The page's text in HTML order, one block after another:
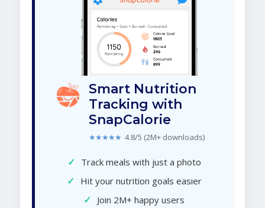
Smart Nutrition
Tracking with
SnapCalorie
★★★★★ 4.8/5 (2M+ downloads)
✓ Track meals with just a photo
✓ Hit your nutrition goals easier
✓ Join 2M+ happy users